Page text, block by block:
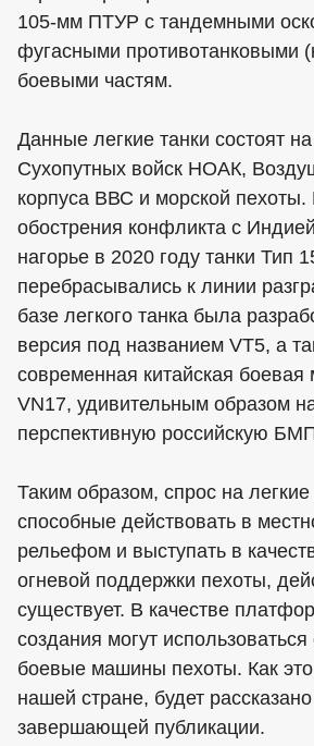
105-мм ПТУР с тандемными
фугасными противотанковыми
боевыми частям.
Данные легкие танки состоят
Сухопутных войск НОАК,
корпуса ВВС и морской
обострения конфликта с
нагорье в 2020 году танки Тип
перебрасывались к линии
базе легкого танка была
версия под названием VT5, а
современная китайская
VN17, удивительным образом
перспективную российскую
Таким образом, спрос на легкие
способные действовать в
рельефом и выступать в
огневой поддержки пехоты,
существует. В качестве
создания могут
боевые машины пехоты. Как
нашей стране, будет
завершающей публикации.